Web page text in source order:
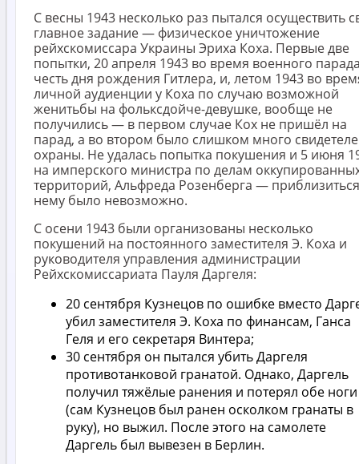
С весны 1943 несколько раз пытался осуществить
главное задание — физическое уничтожение
рейхскомиссара Украины Эриха Коха. Первые две
попытки, 20 апреля 1943 во время военного
честь дня рождения Гитлера, и, летом 1943 во
личной аудиенции у Коха по случаю возможной
женитьбы на фольксдойче-девушке, вообще не
получились — в первом случае Кох не пришёл на
парад, а во втором было слишком много
охраны. Не удалась попытка покушения и 5 июня
на имперского министра по делам
территорий, Альфреда Розенберга —
нему было невозможно.
С осени 1943 были организованы несколько
покушений на постоянного заместителя Э. Коха и
руководителя управления администрации
Рейхскомиссариата Пауля Даргеля:
20 сентября Кузнецов по ошибке вместо
убил заместителя Э. Коха по финансам, Ганса
Геля и его секретаря Винтера;
30 сентября он пытался убить Даргеля
противотанковой гранатой. Однако, Даргель
получил тяжёлые ранения и потерял обе ноги
(сам Кузнецов был ранен осколком гранаты в
руку), но выжил. После этого на самолете
Даргель был вывезен в Берлин.